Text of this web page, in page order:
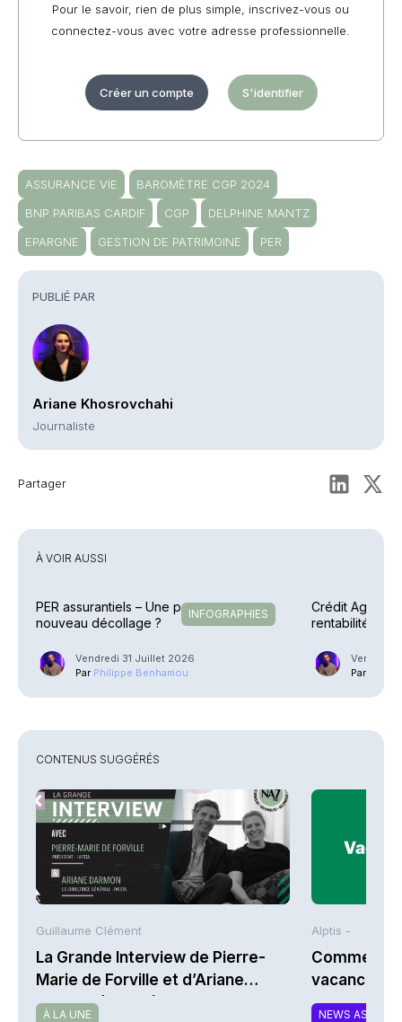
PUBLIÉ PAR
Ariane Khosrovchahi
Journaliste
Partager
Pour le savoir, rien de plus simple, inscrivez-vous ou
connectez-vous avec votre adresse professionnelle.
Créer un compte S'identifier
ASSURANCE VIE
BAROMÈTRE CGP 2024
BNP PARIBAS CARDIF
CGP
DELPHINE MANTZ
EPARGNE
GESTION DE PATRIMOINE PER
À VOIR AUSSI
INFOGRAPHIES
PER assurantiels – Une pause avant un
nouveau décollage ?
Vendredi 31 Juillet 2026
Par Philippe Benhamou
Crédit
rentabilité en
Vendredi
Par
CONTENUS SUGGÉRÉS
Guillaume Clément
La Grande Interview de Pierre-
Marie de Forville et d’Ariane
Darmon (Ivesta)
À LA UNE
Alptis -
Comment
vacances à
NEWS